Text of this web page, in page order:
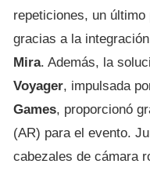
repeticiones, un
gracias a la
Mira. Además, la
Voyager, impulsada
Games, proporcionó
(AR) para el evento.
cabezales de cámara